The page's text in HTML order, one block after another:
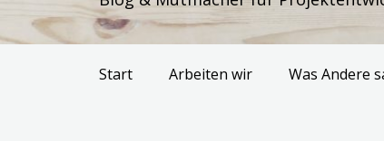
Start Arbeiten wir Was Andere